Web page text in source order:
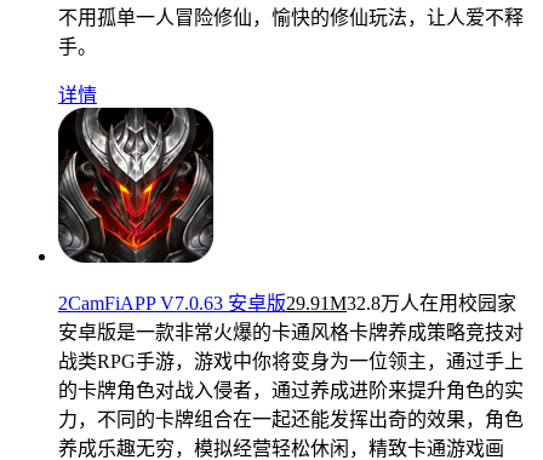
不用孤单一人冒险修仙，愉快的修仙玩法，让人爱不释
手。
详情
2CamFiAPP V7.0.63 安卓版29.91M32.8万人在用校园家
安卓版是一款非常火爆的卡通风格卡牌养成策略竞技对
战类RPG手游，游戏中你将变身为一位领主，通过手上
的卡牌角色对战入侵者，通过养成进阶来提升角色的实
力，不同的卡牌组合在一起还能发挥出奇的效果，角色
养成乐趣无穷，模拟经营轻松休闲，精致卡通游戏画